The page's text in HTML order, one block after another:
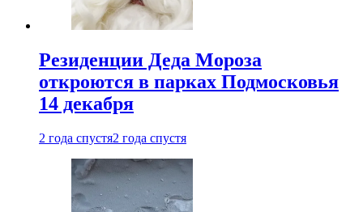
Резиденции Деда Мороза
откроются в парках Подмосковья
14 декабря
2 года спустя2 года спустя